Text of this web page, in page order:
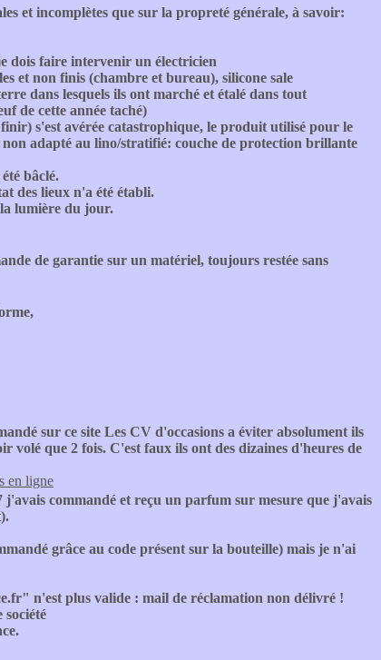
et incomplètes que sur la propreté générale, à savoir:
dois faire intervenir un électricien
et non finis (chambre et bureau), silicone sale
dans lesquels ils ont marché et étalé dans tout
de cette année taché)
s'est avérée catastrophique, le produit utilisé pour le
adapté au lino/stratifié: couche de protection brillante
bâclé.
des lieux n'a été établi.
lumière du jour.
de garantie sur un matériel, toujours restée sans
sur ce site Les CV d'occasions a éviter absolument ils
volé que 2 fois. C'est faux ils ont des dizaines d'heures de
en ligne
j'avais commandé et reçu un parfum sur mesure que j'avais
grâce au code présent sur la bouteille) mais je n'ai
n'est plus valide : mail de réclamation non délivré !
société